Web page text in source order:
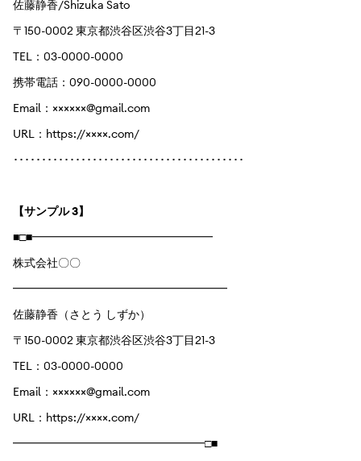
佐藤静香/Shizuka Sato
〒150-0002 東京都渋谷区渋谷3丁目21-3
TEL：03-0000-0000
携帯電話：090-0000-0000
Email：××××××@gmail.com
URL：https://××××.com/
･････････････････････････････････････････
【サンプル 3】
■□■━━━━━━━━━━━━━━━━
株式会社〇〇
━━━━━━━━━━━━━━━━━━━
佐藤静香（さとう しずか）
〒150-0002 東京都渋谷区渋谷3丁目21-3
TEL：03-0000-0000
Email：××××××@gmail.com
URL：https://××××.com/
━━━━━━━━━━━━━━━━━□■